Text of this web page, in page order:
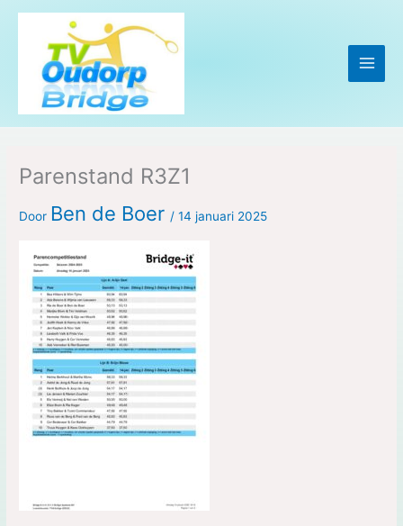
Ga
inhoud
Parenstand R3Z1
Door Ben de Boer /14 januari 2025